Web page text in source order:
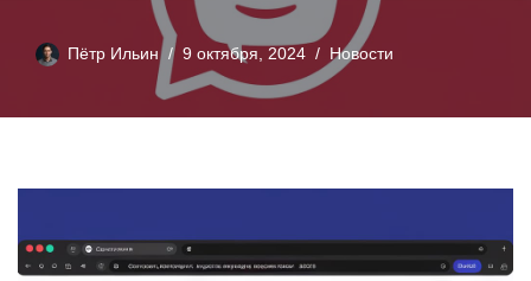
Пётр Ильин 9 октября, 2024 Новости